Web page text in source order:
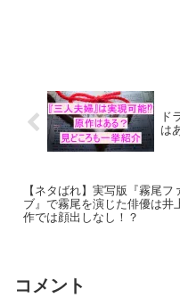
ド
は
【ネタばれ】実写版『霧尾フ
ブ』で霧尾を演じた俳優は井
作では顔出しなし！？
コメント